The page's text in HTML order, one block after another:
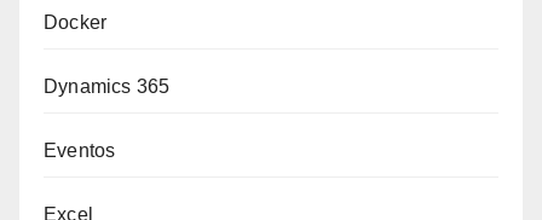
Docker
Dynamics 365
Eventos
Excel